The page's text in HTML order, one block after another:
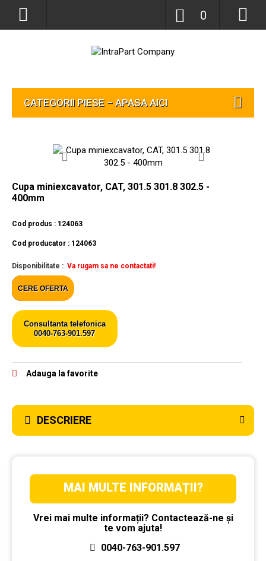
0
CATEGORII PIESE – APASA AICI
Cupa miniexcavator, CAT, 301.5 301.8 302.5 -
400mm
Cod produs : 124063
Cod producator : 124063
Disponibilitate : Va rugam sa ne contactati!
CERE OFERTA
Consultanta telefonica
0040-763-901.597
Adauga la favorite
DESCRIERE
MAI MULTE INFORMAȚII?
Vrei mai multe informații? Contactează-ne și
te vom ajuta!
0040-763-901.597